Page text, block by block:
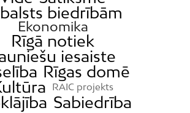
biedrībām
Ekonomika
Rīgā notiek
iesaiste
Rīgas domē
RAIC projekts
Sabiedrība